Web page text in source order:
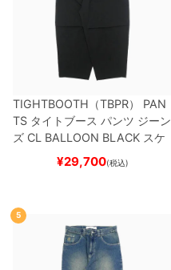
TIGHTBOOTH（TBPR） PAN
TS タイトブース パンツ ジーン
ズ CL BALLOON BLACK スケ
ートボード スケボー
¥29,700(税込)
5